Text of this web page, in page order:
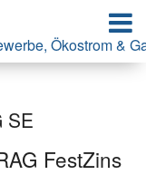
Ökostrom &
SE
FestZins